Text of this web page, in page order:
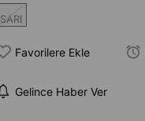
SARI
Favorilere Ekle
Gelince Haber Ver